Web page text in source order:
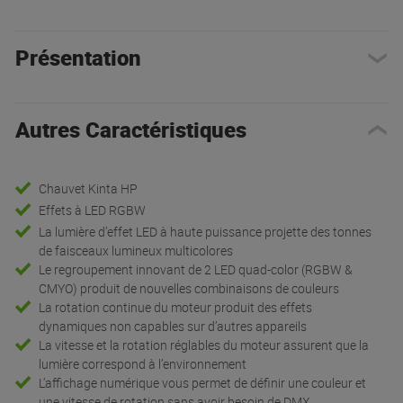
Présentation
Autres Caractéristiques
Chauvet Kinta HP
Effets à LED RGBW
La lumière d’effet LED à haute puissance projette des tonnes
de faisceaux lumineux multicolores
Le regroupement innovant de 2 LED quad-color (RGBW &
CMYO) produit de nouvelles combinaisons de couleurs
La rotation continue du moteur produit des effets
dynamiques non capables sur d’autres appareils
La vitesse et la rotation réglables du moteur assurent que la
lumière correspond à l’environnement
L’affichage numérique vous permet de définir une couleur et